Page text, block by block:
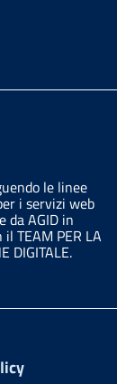
le linee
i servizi web
da AGID in
TEAM PER LA
DIGITALE.